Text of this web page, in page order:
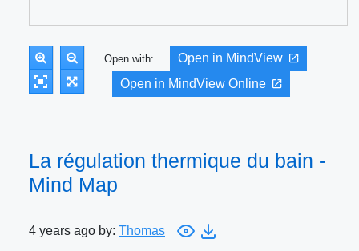
Open with:
Open in MindView
Open in MindView Online
La régulation thermique du bain -
Mind Map
4 years ago by: Thomas